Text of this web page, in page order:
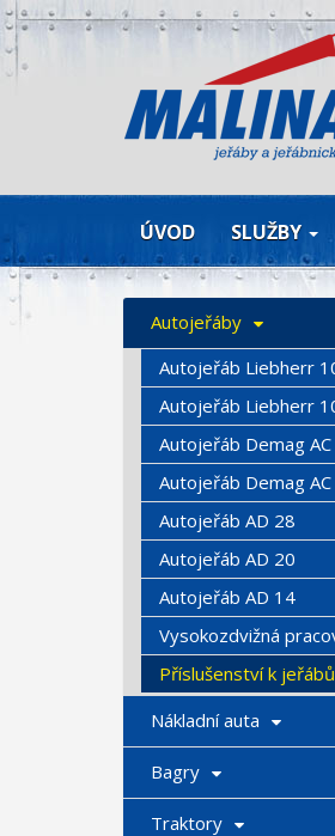
ÚVOD SLUŽBY
Autojeřáby
Autojeřáb Liebherr
Autojeřáb Liebherr
Autojeřáb Demag
Autojeřáb Demag
Autojeřáb AD 28
Autojeřáb AD 20
Autojeřáb AD 14
Vysokozdvižná
Příslušenství k
Nákladní auta
Bagry
Traktory